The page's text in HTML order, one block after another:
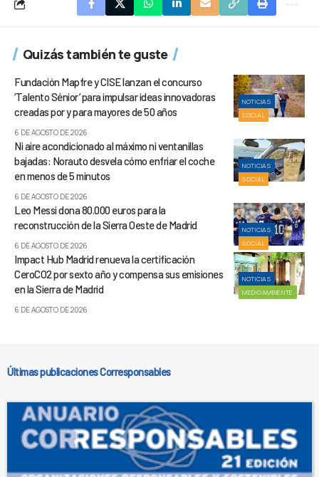
Quizás también te guste
NOTICIAS
SOCIAL
Fundación Mapfre y CISE lanzan el concurso
‘Talento Sénior’ para impulsar ideas innovadoras
creadas por y para mayores de 50 años
6 DE AGOSTO DE 2026
NOTICIAS
SOCIAL
Ni aire acondicionado al máximo ni ventanillas
bajadas: Norauto desvela cómo enfriar el coche
en menos de 5 minutos
6 DE AGOSTO DE 2026
NOTICIAS
SOCIAL
Leo Messi dona 80.000 euros para la
reconstrucción de la Sierra Oeste de Madrid
6 DE AGOSTO DE 2026
NOTICIAS
MEDIOAMBIENTE
Impact Hub Madrid renueva la certificación
CeroCO2 por sexto año y compensa sus emisiones
en la Sierra de Madrid
6 DE AGOSTO DE 2026
Últimas publicaciones Corresponsables